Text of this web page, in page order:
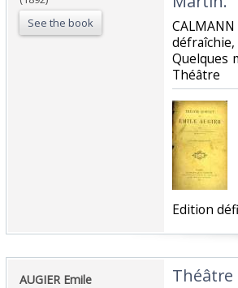
See the book
Quelques
Théâtre‎
‎Edition
‎AUGIER Emile ‎
‎Théâtre